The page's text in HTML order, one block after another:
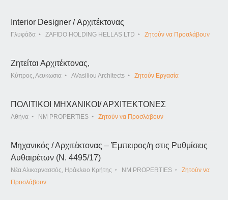
Interior Designer / Αρχιτέκτονας
Γλυφάδα ZAFIDO HOLDING HELLAS LTD Ζητούν να Προσλάβουν
Ζητείται Αρχιτέκτονας,
Κύπρος, Λευκωσια AVasiliou Architects Ζητούν Εργασία
ΠΟΛΙΤΙΚΟΙ ΜΗΧΑΝΙΚΟΙ/ ΑΡΧΙΤΕΚΤΟΝΕΣ
Αθήνα NM PROPERTIES Ζητούν να Προσλάβουν
Μηχανικός / Αρχιτέκτονας – Έμπειρος/η στις Ρυθμίσεις
Αυθαιρέτων (Ν. 4495/17)
Νέα Αλικαρνασσός, Ηράκλειο Κρήτης NM PROPERTIES
Ζητούν να
Προσλάβουν